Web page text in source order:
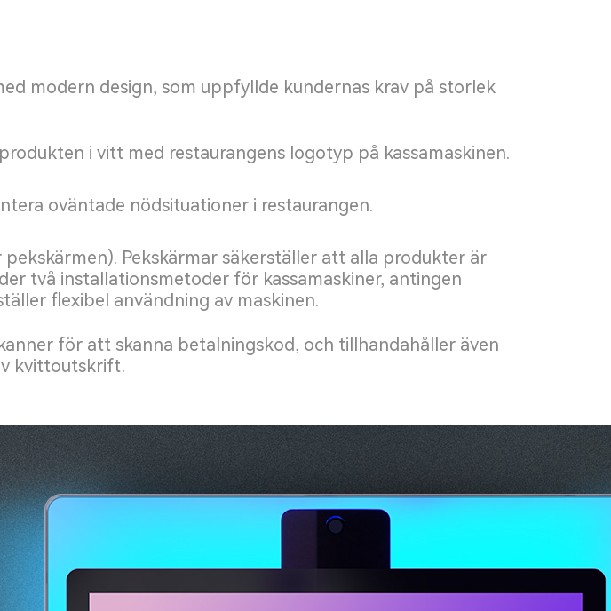
modern design, som uppfyllde kundernas krav på storlek
i vitt med restaurangens logotyp på kassamaskinen.
oväntade nödsituationer i restaurangen.
Pekskärmar säkerställer att alla produkter är
två installationsmetoder för kassamaskiner, antingen
flexibel användning av maskinen.
för att skanna betalningskod, och tillhandahåller även
kvittoutskrift.